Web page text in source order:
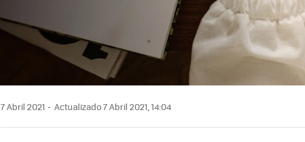
7 Abril 2021 Actualizado 7 Abril 2021, 14:04